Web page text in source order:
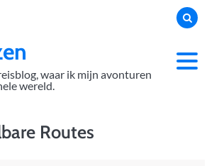
waar ik mijn avonturen
wereld.
Routes